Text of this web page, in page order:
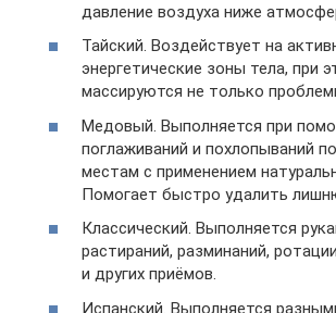
давление воздуха ниже
Тайский. Воздействует на
энергетические зоны тела, при
массируются не только
Медовый. Выполняется при
поглаживаний и похлопываний
местам с применением
Помогает быстро удалить
Классический. Выполняется
растираний, разминаний,
и других приёмов.
Испанский. Выполняется